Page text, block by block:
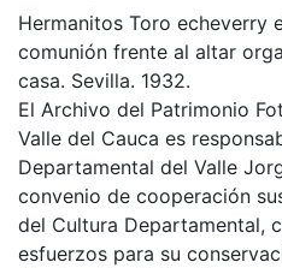
Hermanitos Toro echeverry
comunión frente al altar
casa. Sevilla. 1932.
El Archivo del Patrimonio
Valle del Cauca es
Departamental del Valle
convenio de cooperación
del Cultura Departamental,
esfuerzos para su